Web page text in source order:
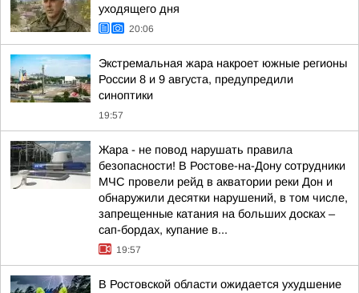
уходящего дня
20:06
Экстремальная жара накроет южные регионы
России 8 и 9 августа, предупредили
синоптики
19:57
Жара - не повод нарушать правила
безопасности! В Ростове-на-Дону сотрудники
МЧС провели рейд в акватории реки Дон и
обнаружили десятки нарушений, в том числе,
запрещенные катания на больших досках –
сап-бордах, купание в...
19:57
В Ростовской области ожидается ухудшение